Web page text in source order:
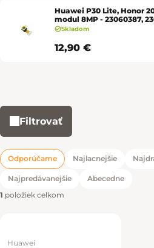
Huawei P30 Lite, Honor
modul 8MP - 23060387,
Skladom
12,90 €
Filtrovať
Radenie produktov
Odporúčame Najlacnejšie
Najpredávanejšie
Abecedne
1 položiek celkom
Výpis produktov
Huawei